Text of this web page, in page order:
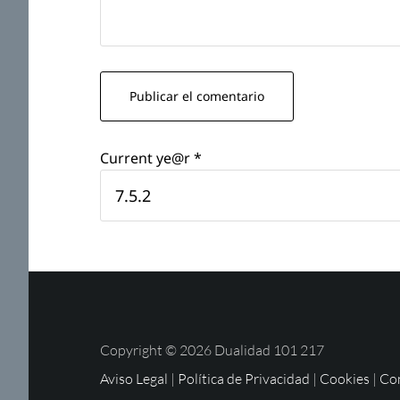
Current ye@r*
Copyright © 2026 Dualidad 101 217
Aviso Legal | Política de Privacidad | Cookies |